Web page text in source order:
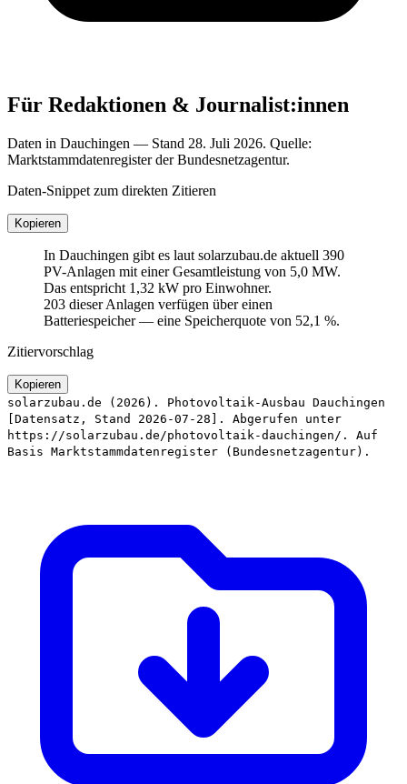
Für Redaktionen & Journalist:innen
Daten in Dauchingen — Stand 28. Juli 2026. Quelle:
Marktstammdatenregister der Bundesnetzagentur.
Daten-Snippet zum direkten Zitieren
Kopieren
In Dauchingen gibt es laut solarzubau.de aktuell 390
PV-Anlagen mit einer Gesamtleistung von 5,0 MW.
Das entspricht 1,32 kW pro Einwohner.
203 dieser Anlagen verfügen über einen
Batteriespeicher — eine Speicherquote von 52,1 %.
Zitiervorschlag
Kopieren
solarzubau.de (2026). Photovoltaik-Ausbau Dauchingen
[Datensatz, Stand 2026-07-28]. Abgerufen unter
https://solarzubau.de/photovoltaik-dauchingen/. Auf
Basis Marktstammdatenregister (Bundesnetzagentur).